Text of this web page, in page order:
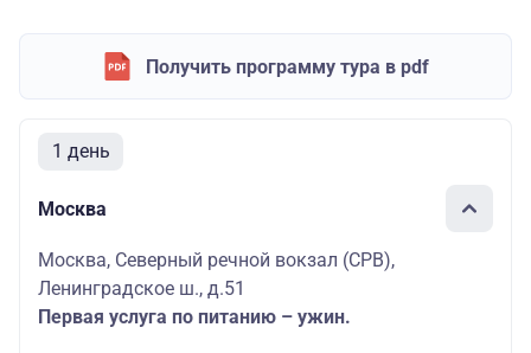
Получить программу тура в pdf
1 день
Москва
Москва, Северный речной вокзал (СРВ),
Ленинградское ш., д.51
Первая услуга по питанию – ужин.